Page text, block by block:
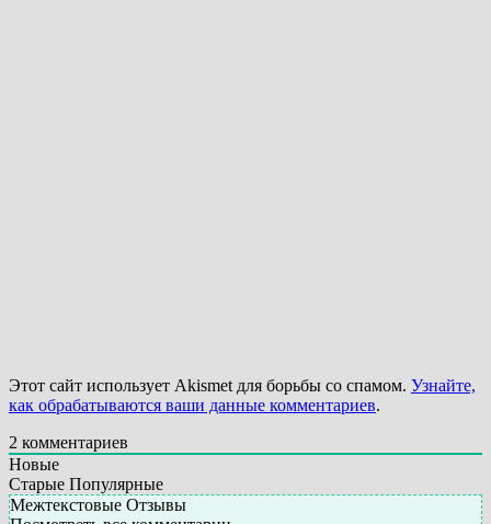
Этот сайт использует Akismet для борьбы со спамом. Узнайте,
как обрабатываются ваши данные комментариев.
2 комментариев
Новые
Старые Популярные
Межтекстовые Отзывы